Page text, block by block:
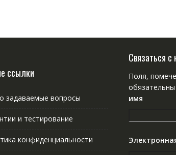
ссылки
задаваемые вопросы
и тестирование
конфиденциальности
Связаться с
Поля,
имя